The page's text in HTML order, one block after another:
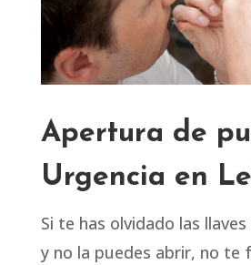
Apertura de
Urgencia en
Si te has olvidado las
y no la puedes abrir, no te